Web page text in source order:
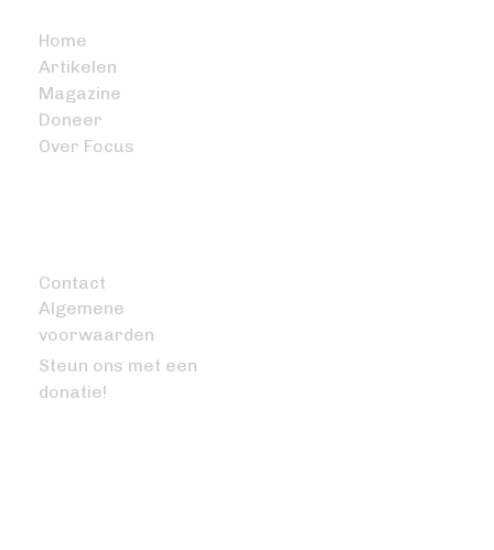
Home
Artikelen
Magazine
Doneer
Over Focus
Contact
Algemene
voorwaarden
Steun ons met een
donatie!